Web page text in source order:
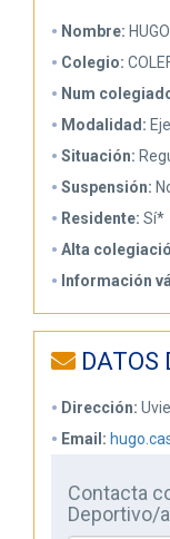
Nombre:
Colegio:
Num
Modalidad:
Situación:
Suspensión:
Residente: Sí*
Alta
Información
DATOS
Dirección:
Email:
Contacta
Deportivo/a